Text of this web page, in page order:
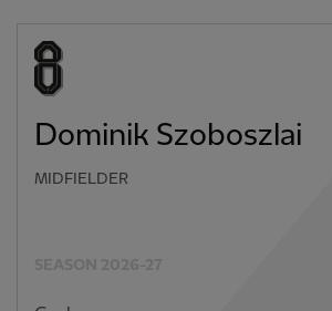
Dominik Szoboszlai
MIDFIELDER